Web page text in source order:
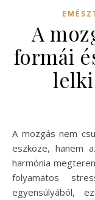
A
formái
A mozgás nem csupán a fizikai egészség megőrzésének
eszköze, hanem
harmónia
folyamatos
egyensúlyából,